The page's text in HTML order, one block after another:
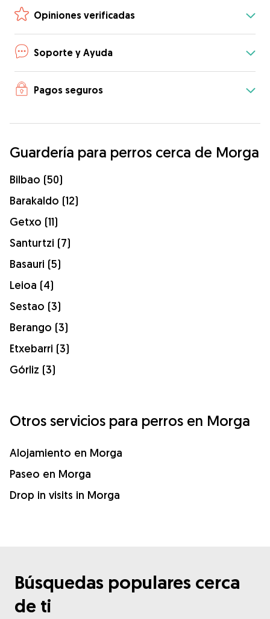
Opiniones verificadas
Soporte y Ayuda
Pagos seguros
Guardería para perros cerca de Morga
Bilbao (50)
Barakaldo (12)
Getxo (11)
Santurtzi (7)
Basauri (5)
Leioa (4)
Sestao (3)
Berango (3)
Etxebarri (3)
Górliz (3)
Otros servicios para perros en Morga
Alojamiento en Morga
Paseo en Morga
Drop in visits in Morga
Búsquedas populares cerca
de ti